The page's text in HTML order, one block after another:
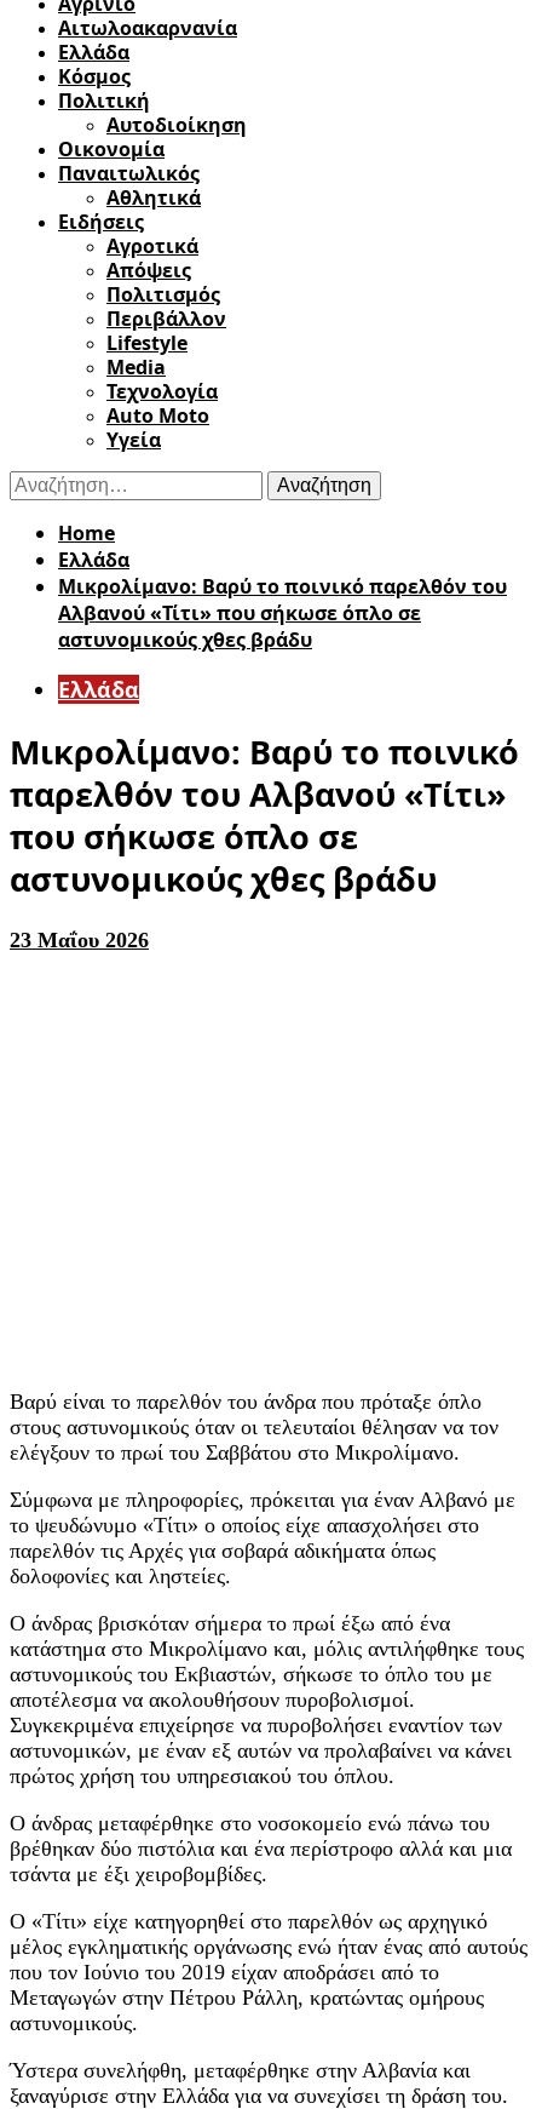
Αιτωλοακαρνανία
Ελλάδα
Κόσμος
Πολιτική
Αυτοδιοίκηση
Οικονομία
Παναιτωλικός
Αθλητικά
Ειδήσεις
Αγροτικά
Απόψεις
Πολιτισμός
Περιβάλλον
Lifestyle
Media
Τεχνολογία
Auto Moto
Υγεία
Αναζήτηση
για:
Home
Ελλάδα
Μικρολίμανο: Βαρύ το ποινικό παρελθόν του
Αλβανού «Τίτι» που σήκωσε όπλο σε
αστυνομικούς χθες βράδυ
Ελλάδα
Μικρολίμανο: Βαρύ το ποινικό
παρελθόν του Αλβανού «Τίτι»
που σήκωσε όπλο σε
αστυνομικούς χθες βράδυ
23 Μαΐου 2026
Βαρύ είναι το παρελθόν του άνδρα που πρόταξε όπλο
στους αστυνομικούς όταν οι τελευταίοι θέλησαν να τον
ελέγξουν το πρωί του Σαββάτου στο Μικρολίμανο.
Σύμφωνα με πληροφορίες, πρόκειται για έναν Αλβανό με
το ψευδώνυμο «Τίτι» ο οποίος είχε απασχολήσει στο
παρελθόν τις Αρχές για σοβαρά αδικήματα όπως
δολοφονίες και ληστείες.
Ο άνδρας βρισκόταν σήμερα το πρωί έξω από ένα
κατάστημα στο Μικρολίμανο και, μόλις αντιλήφθηκε τους
αστυνομικούς του Εκβιαστών, σήκωσε το όπλο του με
αποτέλεσμα να ακολουθήσουν πυροβολισμοί.
Συγκεκριμένα επιχείρησε να πυροβολήσει εναντίον των
αστυνομικών, με έναν εξ αυτών να προλαβαίνει να κάνει
πρώτος χρήση του υπηρεσιακού του όπλου.
Ο άνδρας μεταφέρθηκε στο νοσοκομείο ενώ πάνω του
βρέθηκαν δύο πιστόλια και ένα περίστροφο αλλά και μια
τσάντα με έξι χειροβομβίδες.
Ο «Τίτι» είχε κατηγορηθεί στο παρελθόν ως αρχηγικό
μέλος εγκληματικής οργάνωσης ενώ ήταν ένας από αυτούς
που τον Ιούνιο του 2019 είχαν αποδράσει από το
Μεταγωγών στην Πέτρου Ράλλη, κρατώντας ομήρους
αστυνομικούς.
Ύστερα συνελήφθη, μεταφέρθηκε στην Αλβανία και
ξαναγύρισε στην Ελλάδα για να συνεχίσει τη δράση του.